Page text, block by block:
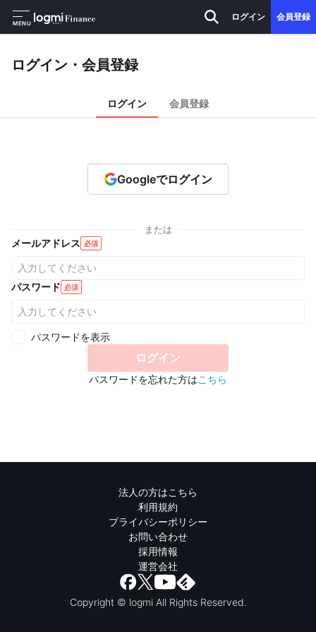
MENU
ログイン 会員登録
ログイン・会員登録
ログイン 会員登録
Googleでログイン
または
メールアドレス 必須
パスワード 必須
パスワードを表示
ログイン
パスワードを忘れた方はこちら
法人の方はこちら
利用規約
プライバシーポリシー
お問い合わせ
採用情報
運営会社
Copyright © logmi All Rights Reserved.